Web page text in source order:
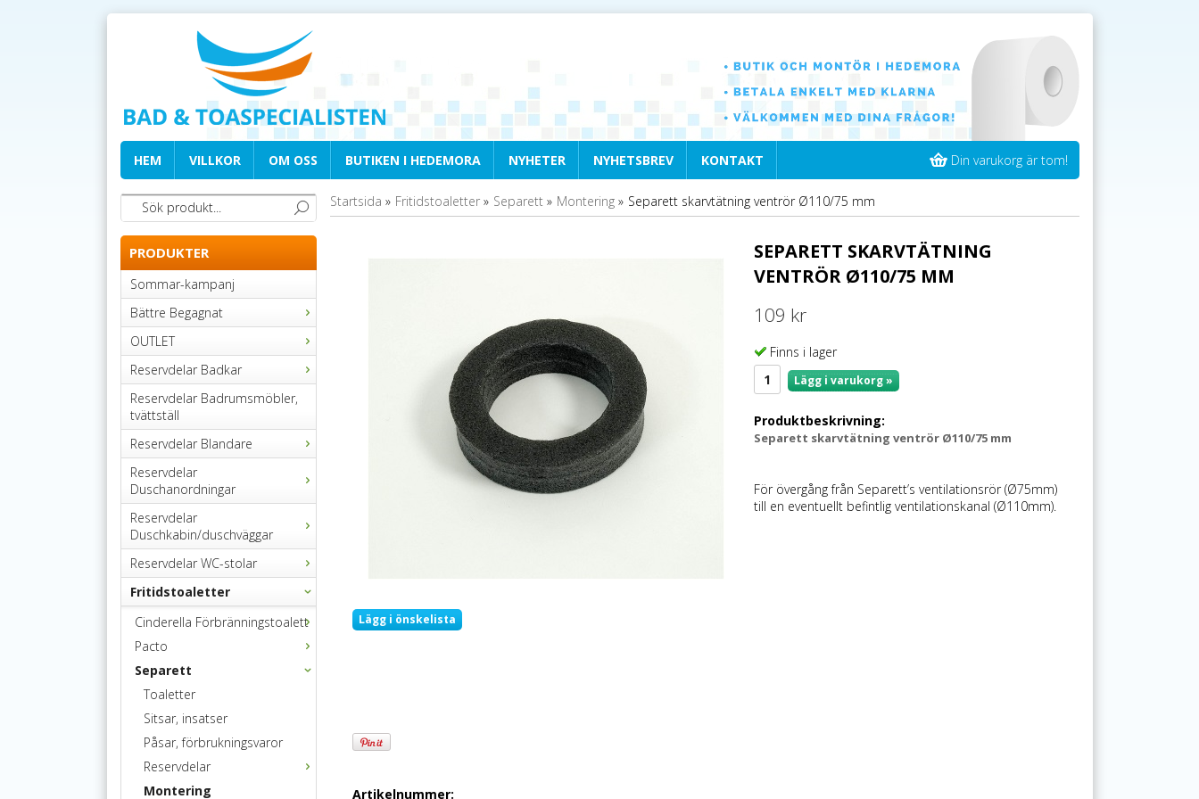
HEM VILLKOR OM OSS BUTIKEN I HEDEMORA NYHETER NYHETSBREV KONTAKT Din varukorg är tom!
PRODUKTER
Sommar-kampanj
Bättre Begagnat
OUTLET
Reservdelar Badkar
Reservdelar Badrumsmöbler,
tvättställ
Reservdelar Blandare
Reservdelar
Duschanordningar
Reservdelar
Duschkabin/duschväggar
Reservdelar WC-stolar
Fritidstoaletter
Cinderella Förbränningstoalett
Pacto
Separett
Toaletter
Sitsar, insatser
Påsar, förbrukningsvaror
Reservdelar
Montering
Startsida » Fritidstoaletter» Separett» Montering» Separett skarvtätning ventrör Ø110/75 mm
Lägg i önskelista
Artikelnummer:
SEPARETT SKARVTÄTNING
VENTRÖR Ø110/75 MM
109 kr
Finns i lager
Lägg i varukorg »
Produktbeskrivning:
Separett skarvtätning ventrör Ø110/75 mm
För övergång från Separett’s ventilationsrör (Ø75mm)
till en eventuellt befintlig ventilationskanal (Ø110mm).